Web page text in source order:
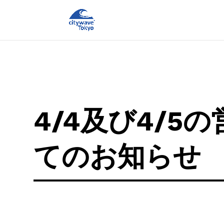
4/4及び4/5の
てのお知らせ